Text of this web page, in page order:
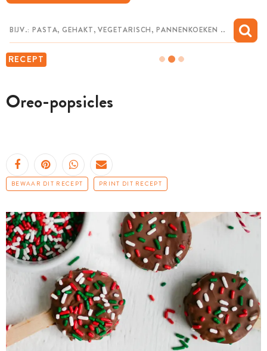
RECEPT
Oreo-popsicles
BEWAAR DIT RECEPT PRINT DIT RECEPT
MIJN BEWAARDE RECEPTEN